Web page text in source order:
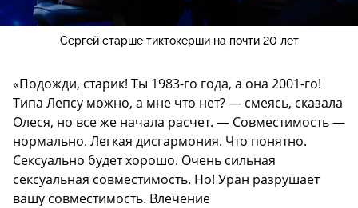
Сергей старше тиктокерши на почти 20 лет
«Подожди, старик! Ты 1983-го года, а она 2001-го!
Типа Лепсу можно, а мне что нет? — смеясь, сказала
Олеся, но все же начала расчет. — Совместимость —
нормально. Легкая дисгармония. Что понятно.
Сексуально будет хорошо. Очень сильная
сексуальная совместимость. Но! Уран разрушает
вашу совместимость. Влечение